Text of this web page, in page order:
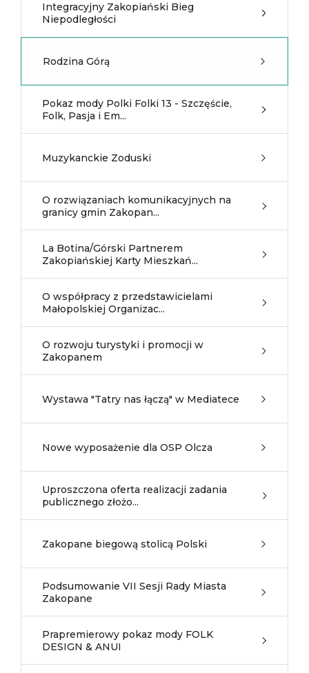
Integracyjny Zakopiański Bieg
Niepodległości
Rodzina Górą
Pokaz mody Polki Folki 13 - Szczęście,
Folk, Pasja i Em...
Muzykanckie Zoduski
O rozwiązaniach komunikacyjnych na
granicy gmin Zakopan...
La Botina/Górski Partnerem
Zakopiańskiej Karty Mieszkań...
O współpracy z przedstawicielami
Małopolskiej Organizac...
O rozwoju turystyki i promocji w
Zakopanem
Wystawa "Tatry nas łączą" w Mediatece
Nowe wyposażenie dla OSP Olcza
Uproszczona oferta realizacji zadania
publicznego złożo...
Zakopane biegową stolicą Polski
Podsumowanie VII Sesji Rady Miasta
Zakopane
Prapremierowy pokaz mody FOLK
DESIGN & ANUI